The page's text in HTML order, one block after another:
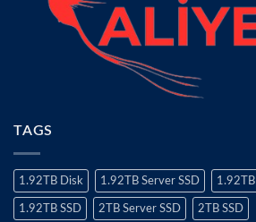
TAGS
1.92TB Disk 1.92TB Server SSD 1.92TB
1.92TB SSD 2TB Server SSD 2TB SSD